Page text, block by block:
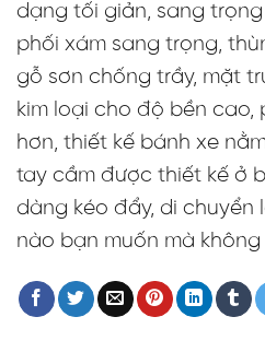
dạng tối giản, sang
phối xám sang trọng,
gỗ sơn chống trầy, mặt
kim loại cho độ bền cao,
hơn, thiết kế bánh xe
tay cầm được thiết kế ở
dàng kéo đẩy, di chuyển
nào bạn muốn mà